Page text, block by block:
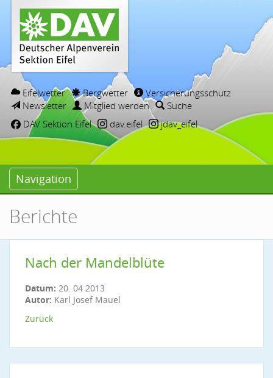
Eifelwetter Bergwetter
Versicherungsschutz
Newsletter
Mitglied werden
Suche
DAV Sektion Eifel
dav.eifel jdav_eifel
Navigation
Berichte
Nach der Mandelblüte
Datum: 20. 04 2013
Autor: Karl Josef Mauel
Zurück